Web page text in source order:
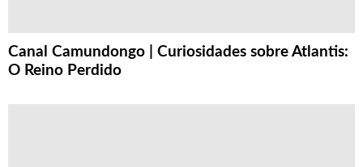
Canal Camundongo | Curiosidades sobre Atlantis:
O Reino Perdido